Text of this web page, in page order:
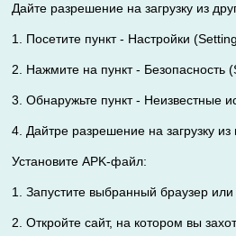
Дайте разрешение на загрузку из
1. Посетите пункт - Настройки
2. Нажмите на пункт - Безопасность
3. Обнаружьте пункт - Неизвестные
4. Дайтре разрешение на загрузку
Установите APK-файл:
1. Запустите выбранный браузер
2. Откройте сайт, на котором вы